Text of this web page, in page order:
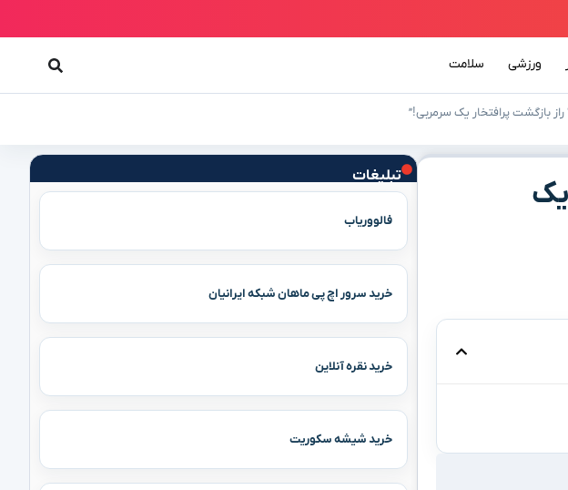
ورزشی سلامت
بازگشت پرافتخار یک سرمربی!”
تبلیغات
فالووریاب
خرید سرور اچ پی ماهان شبکه ایرانیان
خرید نقره آنلاین
خرید شیشه سکوریت